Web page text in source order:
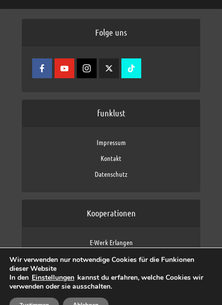
Folge uns
funklust
Impressum
Kontakt
Datenschutz
Kooperationen
E-Werk Erlangen
Fraunhofer IIS
max neo (AFK max)
Wir verwenden nur notwendige Cookies für die Funkionen
dieser Website
In den Einstellungen kannst du erfahren, welche Cookies wir
verwenden oder sie ausschalten.